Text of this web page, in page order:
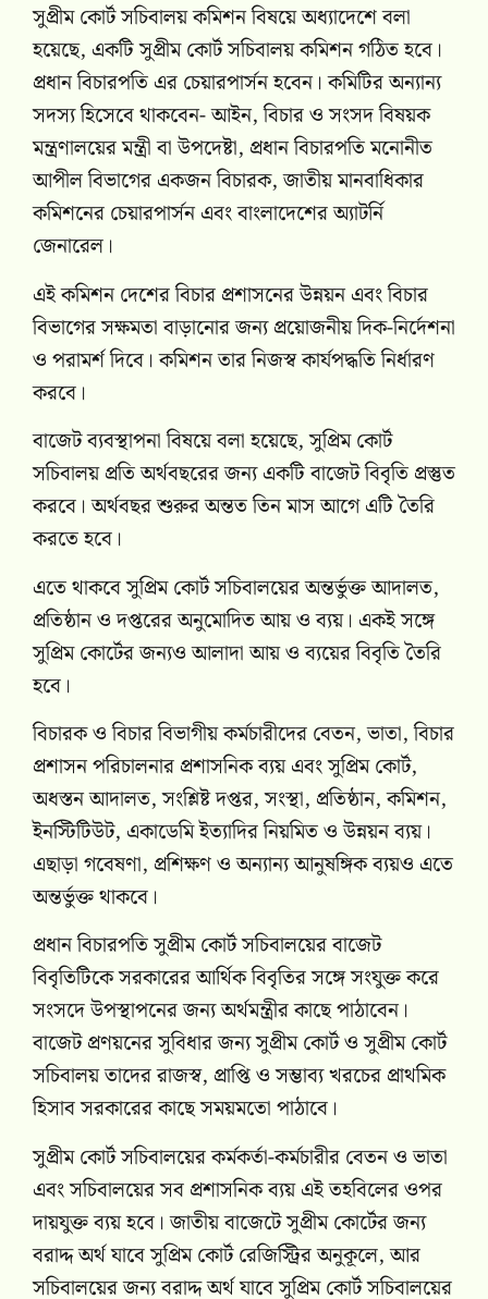
সুপ্রীম কোর্ট সচিবালয় কমিশন বিষয়ে অধ্যাদেশে বলা
হয়েছে, একটি সুপ্রীম কোর্ট সচিবালয় কমিশন গঠিত হবে।
প্রধান বিচারপতি এর চেয়ারপার্সন হবেন। কমিটির অন্যান্য
সদস্য হিসেবে থাকবেন- আইন, বিচার ও সংসদ বিষয়ক
মন্ত্রণালয়ের মন্ত্রী বা উপদেষ্টা, প্রধান বিচারপতি মনোনীত
আপীল বিভাগের একজন বিচারক, জাতীয় মানবাধিকার
কমিশনের চেয়ারপার্সন এবং বাংলাদেশের অ্যাটর্নি
জেনারেল।
এই কমিশন দেশের বিচার প্রশাসনের উন্নয়ন এবং বিচার
বিভাগের সক্ষমতা বাড়ানোর জন্য প্রয়োজনীয় দিক-নির্দেশনা
ও পরামর্শ দিবে। কমিশন তার নিজস্ব কার্যপদ্ধতি নির্ধারণ
করবে।
বাজেট ব্যবস্থাপনা বিষয়ে বলা হয়েছে, সুপ্রিম কোর্ট
সচিবালয় প্রতি অর্থবছরের জন্য একটি বাজেট বিবৃতি প্রস্তুত
করবে। অর্থবছর শুরুর অন্তত তিন মাস আগে এটি তৈরি
করতে হবে।
এতে থাকবে সুপ্রিম কোর্ট সচিবালয়ের অন্তর্ভুক্ত আদালত,
প্রতিষ্ঠান ও দপ্তরের অনুমোদিত আয় ও ব্যয়। একই সঙ্গে
সুপ্রিম কোর্টের জন্যও আলাদা আয় ও ব্যয়ের বিবৃতি তৈরি
হবে।
বিচারক ও বিচার বিভাগীয় কর্মচারীদের বেতন, ভাতা, বিচার
প্রশাসন পরিচালনার প্রশাসনিক ব্যয় এবং সুপ্রিম কোর্ট,
অধস্তন আদালত, সংশ্লিষ্ট দপ্তর, সংস্থা, প্রতিষ্ঠান, কমিশন,
ইনস্টিটিউট, একাডেমি ইত্যাদির নিয়মিত ও উন্নয়ন ব্যয়।
এছাড়া গবেষণা, প্রশিক্ষণ ও অন্যান্য আনুষঙ্গিক ব্যয়ও এতে
অন্তর্ভুক্ত থাকবে।
প্রধান বিচারপতি সুপ্রীম কোর্ট সচিবালয়ের বাজেট
বিবৃতিটিকে সরকারের আর্থিক বিবৃতির সঙ্গে সংযুক্ত করে
সংসদে উপস্থাপনের জন্য অর্থমন্ত্রীর কাছে পাঠাবেন।
বাজেট প্রণয়নের সুবিধার জন্য সুপ্রীম কোর্ট ও সুপ্রীম কোর্ট
সচিবালয় তাদের রাজস্ব, প্রাপ্তি ও সম্ভাব্য খরচের প্রাথমিক
হিসাব সরকারের কাছে সময়মতো পাঠাবে।
সুপ্রীম কোর্ট সচিবালয়ের কর্মকর্তা-কর্মচারীর বেতন ও ভাতা
এবং সচিবালয়ের সব প্রশাসনিক ব্যয় এই তহবিলের ওপর
দায়যুক্ত ব্যয় হবে। জাতীয় বাজেটে সুপ্রীম কোর্টের জন্য
বরাদ্দ অর্থ যাবে সুপ্রিম কোর্ট রেজিস্ট্রির অনুকূলে, আর
সচিবালয়ের জন্য বরাদ্দ অর্থ যাবে সুপ্রিম কোর্ট সচিবালয়ের